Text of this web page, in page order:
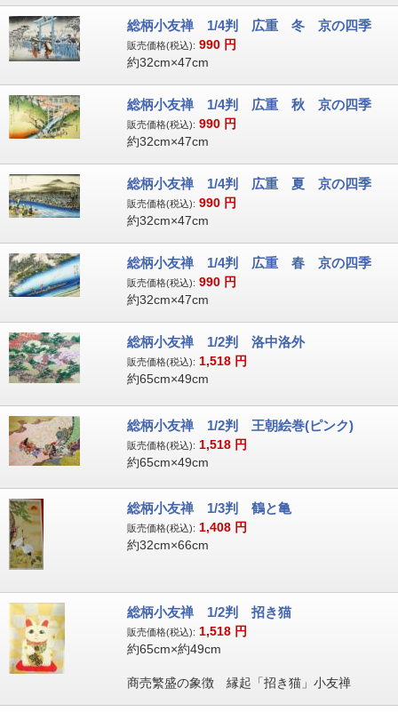
総柄小友禅 1/4判 広重 冬 京の四季
販売価格(税込): 990 円
約32cm×47cm
総柄小友禅 1/4判 広重 秋 京の四季
販売価格(税込): 990 円
約32cm×47cm
総柄小友禅 1/4判 広重 夏 京の四季
販売価格(税込): 990 円
約32cm×47cm
総柄小友禅 1/4判 広重 春 京の四季
販売価格(税込): 990 円
約32cm×47cm
総柄小友禅 1/2判 洛中洛外
販売価格(税込): 1,518 円
約65cm×49cm
総柄小友禅 1/2判 王朝絵巻(ピンク)
販売価格(税込): 1,518 円
約65cm×49cm
総柄小友禅 1/3判 鶴と亀
販売価格(税込): 1,408 円
約32cm×66cm
総柄小友禅 1/2判 招き猫
販売価格(税込): 1,518 円
約65cm×約49cm
商売繁盛の象徴 縁起「招き猫」小友禅